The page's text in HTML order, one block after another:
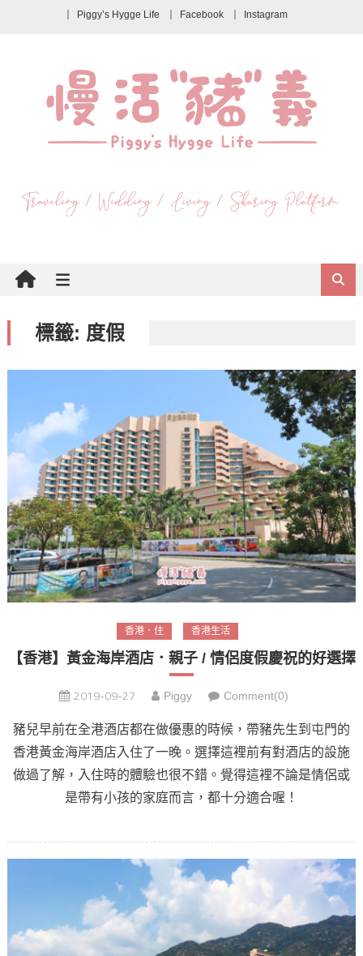
Piggy’s Hygge Life Facebook Instagram
標籤: 度假
香港．住 香港生活
【香港】黃金海岸酒店．親子 / 情侶度假慶祝的好選擇
2019-09-27 Piggy Comment(0)
豬兒早前在全港酒店都在做優惠的時候，帶豬先生到屯門的
香港黃金海岸酒店入住了一晚。選擇這裡前有對酒店的設施
做過了解，入住時的體驗也很不錯。覺得這裡不論是情侶或
是帶有小孩的家庭而言，都十分適合喔！